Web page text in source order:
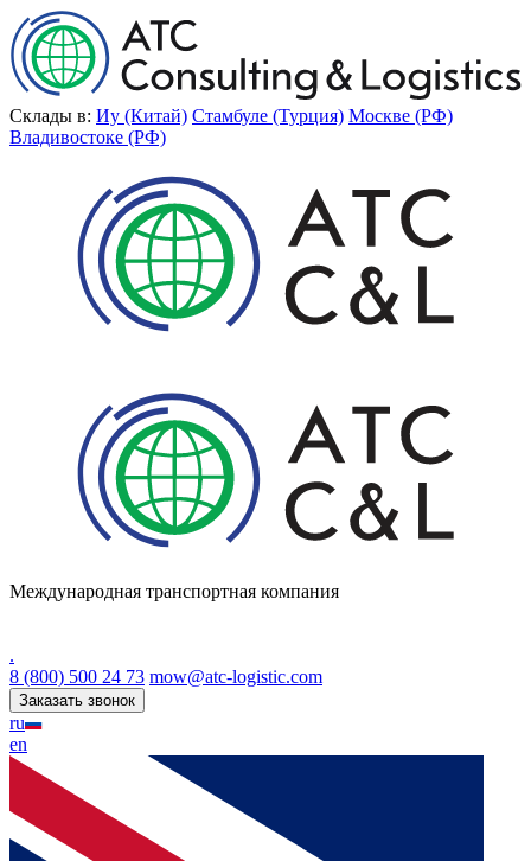
Склады в: Иу (Китай) Стамбуле (Турция) Москве (РФ)
Владивостоке (РФ)
Международная транспортная компания
.
8 (800) 500 24 73 mow@atc-logistic.com
Заказать звонок
ru
en